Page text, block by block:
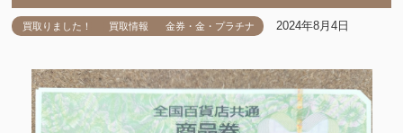
買取りました！ 買取情報 金券・金・プラチナ 2024年8月4日